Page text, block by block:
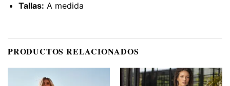
Tallas: A medida
PRODUCTOS RELACIONADOS